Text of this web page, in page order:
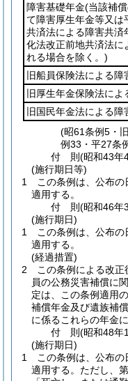
障害基礎年金(当該補
て障害厚生年金等又は
共済法による障害共済
化法改正前地共済法に
れる場合を除く。)
旧船員保険法による障
旧厚生年金保険法によ
旧国民年金法による障
(昭61条例5・
例33・平27条
付 則(昭和43年
(施行期日等)
1
この条例は、公布
適用する。
付 則(昭和46年
(施行期日)
1
この条例は、公布
適用する。
(経過措置)
2
この条例による改
員の公務災害補償に
定は、この条例適用
補償年金及び遺族補
に係るこれらの年金
付 則(昭和48年
(施行期日)
1
この条例は、公布
適用する。 ただし、